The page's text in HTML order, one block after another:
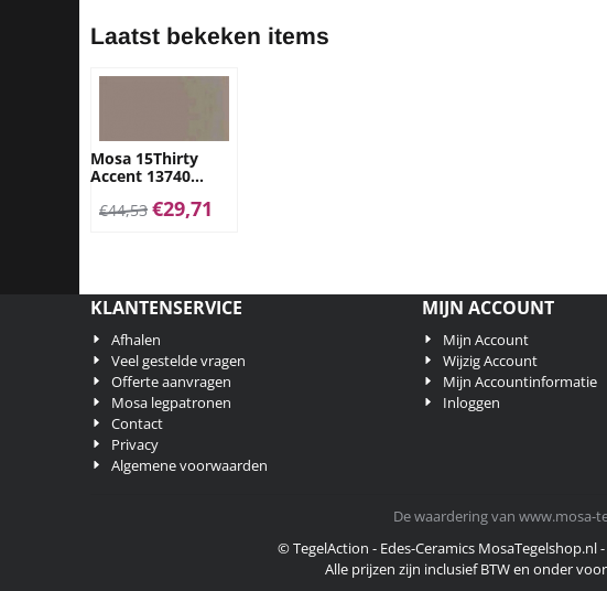
Laatst bekeken items
Mosa 15Thirty
Accent 13740
warm grijs
€44,53 €29,71
KLANTENSERVICE
Afhalen
Veel gestelde vragen
Offerte aanvragen
Mosa legpatronen
Contact
Privacy
Algemene voorwaarden
MIJN ACCOUNT
Mijn Account
Wijzig Account
Mijn Accountinformatie
Inloggen
De waardering van www.mosa-
© TegelAction - Edes-Ceramics
Alle prijzen zijn inclusief BTW en onder